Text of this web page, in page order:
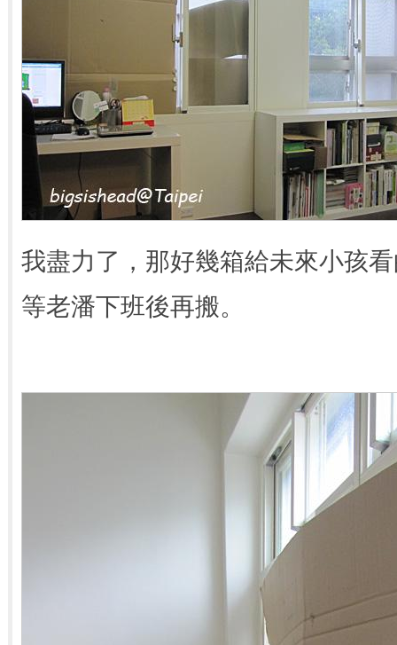
我盡力了，那好幾箱給未來小孩
等老潘下班後再搬。